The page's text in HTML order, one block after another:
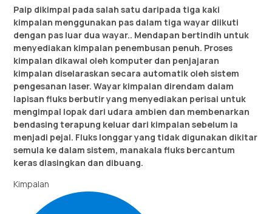
Paip dikimpal pada salah satu daripada tiga kaki
kimpalan menggunakan pas dalam tiga wayar diikuti
dengan pas luar dua wayar.. Mendapan bertindih untuk
menyediakan kimpalan penembusan penuh. Proses
kimpalan dikawal oleh komputer dan penjajaran
kimpalan diselaraskan secara automatik oleh sistem
pengesanan laser. Wayar kimpalan direndam dalam
lapisan fluks berbutir yang menyediakan perisai untuk
mengimpal lopak dari udara ambien dan membenarkan
bendasing terapung keluar dari kimpalan sebelum ia
menjadi pejal. Fluks longgar yang tidak digunakan dikitar
semula ke dalam sistem, manakala fluks bercantum
keras diasingkan dan dibuang.
Kimpalan